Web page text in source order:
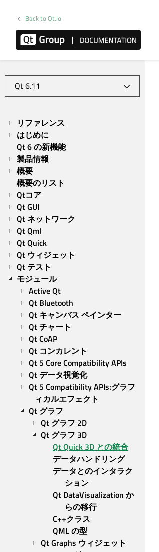
Back to Qt.io
リファレンス
はじめに
Qt 6 の新機能
製品情報
概要
概要のリスト
Qtコア
Qt GUI
Qt ネットワーク
Qt Qml
Qt Quick
Qt ウィジェット
Qt テスト
モジュール
Active Qt
Qt Bluetooth
Qt キャンバス ペインター
Qt チャート
Qt CoAP
Qt コンカレント
Qt 5 Core Compatibility APIs
Qt データ視覚化
Qt 5 Compatibility APIs:グラフ
ィカルエフェクト
Qt グラフ
Qt グラフ 2D
Qt グラフ 3D
Qt Quick 3D との統合
データハンドリング
データとのインタラク
ション
Qt DataVisualization か
らの移行
C++クラス
QML の型
Qt Graphs ウィジェット